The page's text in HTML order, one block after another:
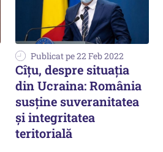
Publicat pe 22 Feb 2022
Cîțu, despre situația
din Ucraina: România
susține suveranitatea
și integritatea
teritorială